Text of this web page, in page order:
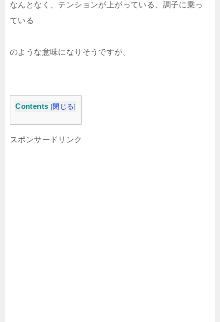
なんとなく、テンションが上がっている、調子に乗っ
ている
のような意味になりそうですが。
Contents [閉じる]
スポンサードリンク